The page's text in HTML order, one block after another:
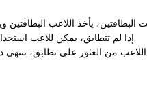
إذا لم تتطابق، يمكن للاعب استخدام بطاقات العمل للمساعدة.